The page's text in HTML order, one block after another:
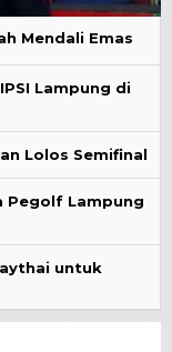
Mendali Emas
Lampung di
Lolos Semifinal
Pegolf Lampung
untuk